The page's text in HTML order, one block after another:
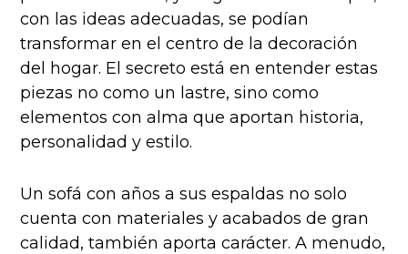
con las ideas adecuadas, se podían
transformar en el centro de la decoración
del hogar. El secreto está en entender estas
piezas no como un lastre, sino como
elementos con alma que aportan historia,
personalidad y estilo.
Un sofá con años a sus espaldas no solo
cuenta con materiales y acabados de gran
calidad, también aporta carácter. A menudo,